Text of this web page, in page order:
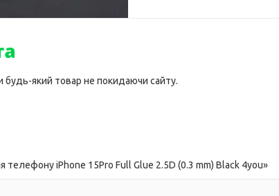
будь-який товар не покидаючи сайту.
iPhone 15Pro Full Glue 2.5D (0.3 mm) Black 4you»